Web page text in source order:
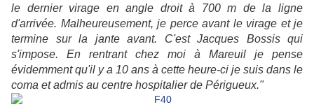
le dernier virage en angle droit à 700 m de la ligne
d'arrivée. Malheureusement, je perce avant le virage et je
termine sur la jante avant. C'est Jacques Bossis qui
s'impose. En rentrant chez moi à Mareuil je pense
évidemment qu'il y a 10 ans à cette heure-ci je suis dans le
coma et admis au centre hospitalier de Périgueux."